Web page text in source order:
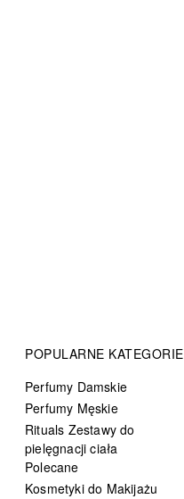
POPULARNE KATEGORIE
Perfumy Damskie
Perfumy Męskie
Rituals Zestawy do
pielęgnacji ciała
Polecane
Kosmetyki do Makijażu